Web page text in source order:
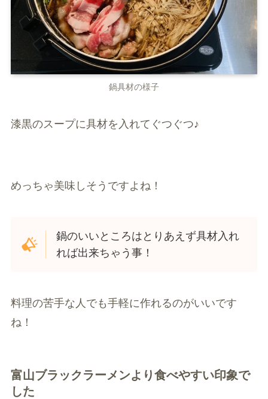
鍋具材の様子
漆黒のスープに具材を入れてぐつぐつ♪
めっちゃ美味しそうですよね！
鍋のいいところはとりあえず具材入れ
れば出来ちゃう事！
料理の苦手な人でも手軽に作れるのがいいです
ね！
富山ブラックラーメンより食べやすい印象で
した